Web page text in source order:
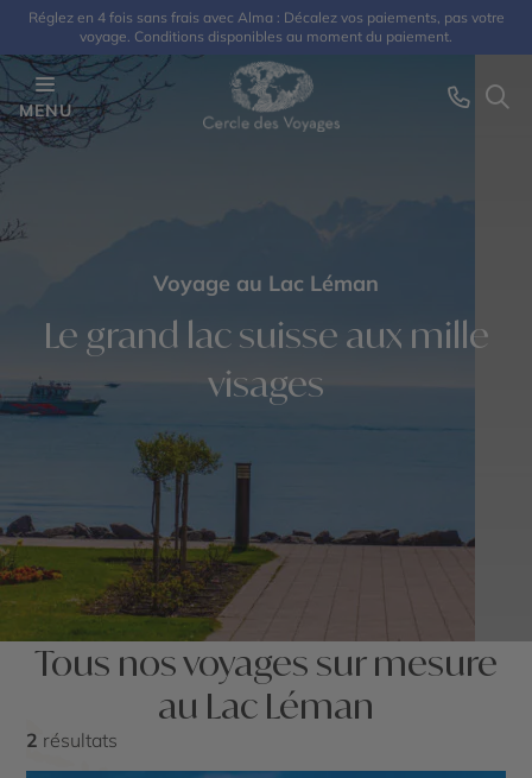
Réglez en 4 fois sans frais avec Alma : Décalez vos paiements, pas votre
voyage. Conditions disponibles au moment du paiement.
MENU
Voyage au Lac Léman
Le grand lac suisse aux mille
visages
Tous nos voyages sur mesure
au Lac Léman
2 résultats